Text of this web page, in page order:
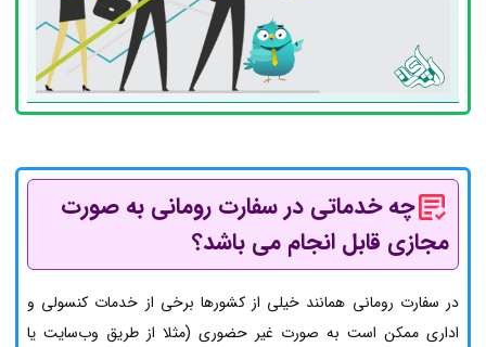
چه خدماتی در سفارت رومانی به صورت
مجازی قابل انجام می باشد؟
در سفارت رومانی همانند خیلی از کشورها برخی از خدمات کنسولی و
اداری ممکن است به صورت غیر حضوری (مثلا از طریق وب‌سایت یا